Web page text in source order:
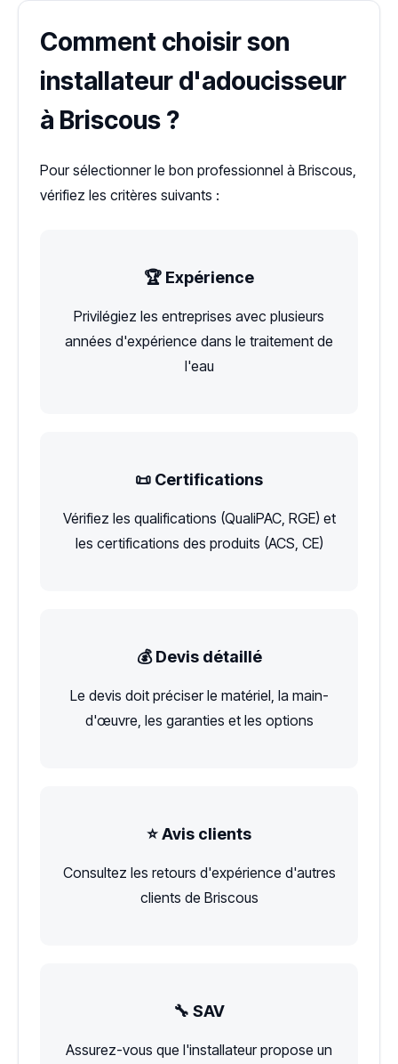
Comment choisir son
installateur d'adoucisseur
à Briscous ?
Pour sélectionner le bon professionnel à Briscous,
vérifiez les critères suivants :
🏆 Expérience
Privilégiez les entreprises avec plusieurs
années d'expérience dans le traitement de
l'eau
📜 Certifications
Vérifiez les qualifications (QualiPAC, RGE) et
les certifications des produits (ACS, CE)
💰 Devis détaillé
Le devis doit préciser le matériel, la main-
d'œuvre, les garanties et les options
⭐ Avis clients
Consultez les retours d'expérience d'autres
clients de Briscous
🔧 SAV
Assurez-vous que l'installateur propose un